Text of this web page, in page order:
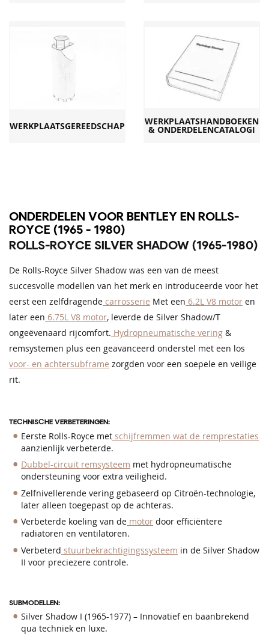
WERKPLAATSGEREEDSCHAP WERKPLAATSHANDBOEKEN
& ONDERDELENCATALOGI
ONDERDELEN VOOR BENTLEY EN ROLLS-
ROYCE (1965 - 1980)
ROLLS-ROYCE SILVER SHADOW (1965-1980)
De Rolls-Royce Silver Shadow was een van de meest
succesvolle modellen van het merk en introduceerde voor het
eerst een zelfdragende carrosserie Met een 6.2L V8 motor en
later een 6.75L V8 motor, leverde de Silver Shadow/T
ongeëvenaard rijcomfort. Hydropneumatische vering &
remsystemen plus een geavanceerd onderstel met een los
voor- en achtersubframe zorgden voor een soepele en veilige
rit.
TECHNISCHE VERBETERINGEN:
Eerste Rolls-Royce met schijfremmen wat de remprestaties
aanzienlijk verbeterde.
Dubbel-circuit remsysteem met hydropneumatische
ondersteuning voor extra veiligheid.
Zelfnivellerende vering gebaseerd op Citroën-technologie,
later alleen toegepast op de achteras.
Verbeterde koeling van de motor door efficiëntere
radiatoren en ventilatoren.
Verbeterd stuurbekrachtigingssysteem in de Silver Shadow
II voor preciezere controle.
SUBMODELLEN:
Silver Shadow I (1965-1977) – Innovatief en baanbrekend
qua techniek en luxe.